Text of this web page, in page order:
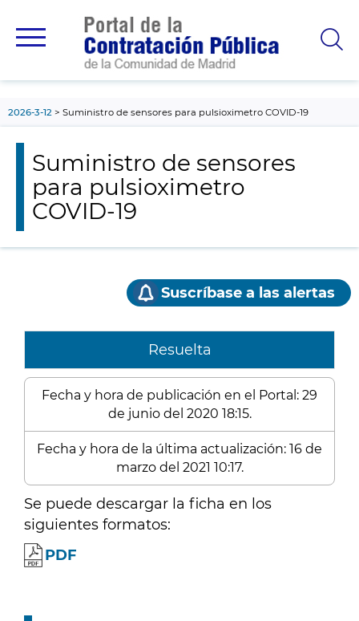
principal
2026-3-12 Suministro de sensores para pulsioximetro COVID-19
Suministro de sensores
para pulsioximetro
COVID-19
Suscríbase a las alertas
Resuelta
Fecha y hora de publicación en el Portal: 29
de junio del 2020 18:15.
Fecha y hora de la última actualización: 16 de
marzo del 2021 10:17.
Se puede descargar la ficha en los
siguientes formatos:
PDF